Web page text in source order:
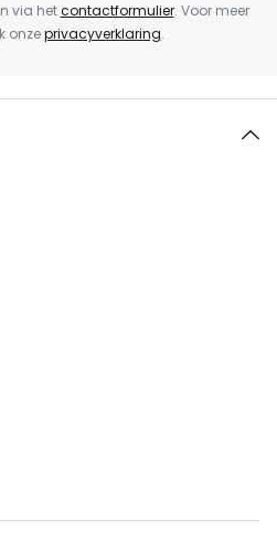
via hetcontactformulier. Voor meer
onzeprivacyverklaring.